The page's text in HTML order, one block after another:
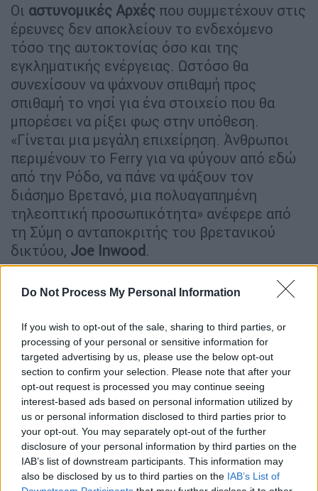
Do Not Process My Personal Information
If you wish to opt-out of the sale, sharing to third parties, or
processing of your personal or sensitive information for
targeted advertising by us, please use the below opt-out
section to confirm your selection. Please note that after your
opt-out request is processed you may continue seeing
interest-based ads based on personal information utilized by
us or personal information disclosed to third parties prior to
your opt-out. You may separately opt-out of the further
disclosure of your personal information by third parties on the
IAB’s list of downstream participants. This information may
also be disclosed by us to third parties on the IAB’s List of
Οι αστυνομικές Αρχές που συμμετέχουν στις
έρευνες δεν αποκλείουν το ενδεχόμενο
τόσο της αυτοκτονίας όσο και της
εγκληματικής ενέργειας. Ωστόσο θα
συνεχίσουν να ψάχνουν σπιθαμή προς
σπιθαμή το νησί για ένα στοιχείο που θα
μπορέσει να ρίξει φως στην υπόθεση.
«Γίνεται μια μεγάλη επιχείρηση. Άνθρωποι
περιμένουν το Ferry για να φύγουν από εδώ
από την Ρόδο, να πάνε να ψάξουν τον
διάσημο Βρετανό, μια πολυαγαπημένη
τηλεοπτική προσωπικότητα» ανέφερε από
τη Σύμη ο ανταποκριτής του βρετανικού
δικτύου, Joe Inwood .
Φωτογραφία ντοκουμέντο τον δείχνει
σε αστικό περιβάλλον
Το μεσημέρι τα δεδομένα ανατράπηκαν
αναφορικά με τον βρετανό παρουσιαστή
Μάικλ Μόσλεϊ.
ΔΙΑΒΑΣΤΕ ΕΠΙΣΗΣ
Ελλάδα| 07.06.2024 16:22
Χαλκίδα: «Τη χτύπησα με το μαχαίρι
στον λαιμό, αρκετές φορές» - Τι είπε